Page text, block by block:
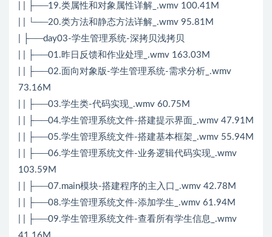
| | ├──19.类属性和对象属性详解_.wmv 100.41M
| | └──20.类方法和静态方法详解_.wmv 95.81M
| ├──day03-学生管理系统-深拷贝浅拷贝
| | ├──01.昨日反馈和作业处理_.wmv 163.03M
| | ├──02.面向对象版-学生管理系统-需求分析_.wmv
73.16M
| | ├──03.学生类-代码实现_.wmv 60.75M
| | ├──04.学生管理系统文件-搭建提示界面_.wmv 47.91M
| | ├──05.学生管理系统文件-搭建基本框架_.wmv 55.94M
| | ├──06.学生管理系统文件-业务逻辑代码实现_.wmv
103.59M
| | ├──07.main模块-搭建程序的主入口_.wmv 42.78M
| | ├──08.学生管理系统文件-添加学生_.wmv 61.94M
| | ├──09.学生管理系统文件-查看所有学生信息_.wmv